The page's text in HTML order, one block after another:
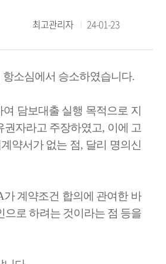
최고관리자 24-01-23
소심에서 승소하였습니다.
담보대출 실행 목적으로 지
자라고 주장하였고, 이에 고
약서가 없는 점, 달리 명의신
가 계약조건 합의에 관여한 바
로 하려는 것이라는 점 등을